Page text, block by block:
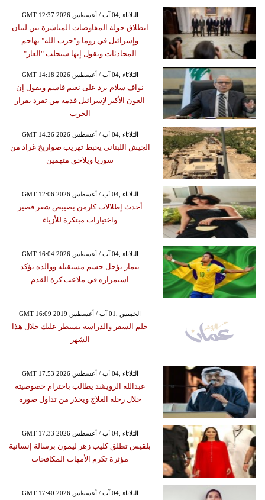
GMT 12:37 2026 الثلاثاء ,04 آب / أغسطس
انطلاق جولة المفاوضات المباشرة بين لبنان
وإسرائيل في روما و"حزب الله" يهاجم
المحادثات ويقول إنها ستجلب "العار"
GMT 14:18 2026 الثلاثاء ,04 آب / أغسطس
نواف سلام يرد على نعيم قاسم ويقول إن
العون الأكبر لإسرائيل قدمه من تفرد بقرار
الحرب
GMT 14:26 2026 الثلاثاء ,04 آب / أغسطس
الجيش اللبناني يحبط تهريب صواريخ غراد من
سوريا ويلاحق متهمين
GMT 12:06 2026 الثلاثاء ,04 آب / أغسطس
أحدث إطلالات كارمن بصيبص شعر قصير
واختيارات مبتكرة للأزياء
GMT 16:04 2026 الثلاثاء ,04 آب / أغسطس
نيمار يؤجل حسم مستقبله ووالده يؤكد
استمراره في ملاعب كرة القدم
GMT 16:09 2019 الخميس ,01 آب / أغسطس
حلم السفر والدراسة يسيطر عليك خلال هذا
الشهر
GMT 17:53 2026 الثلاثاء ,04 آب / أغسطس
عبدالله الرويشد يطالب باحترام خصوصيته
خلال رحلة العلاج ويحذر من تداول صوره
GMT 17:33 2026 الثلاثاء ,04 آب / أغسطس
بلقيس تطلق كليب زهر ليمون برسالة إنسانية
مؤثرة تكرم الأمهات المكافحات
GMT 17:40 2026 الثلاثاء ,04 آب / أغسطس